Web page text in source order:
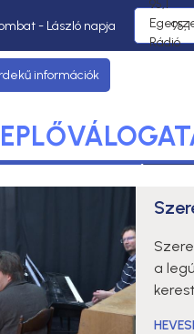
- László napja
információk
a